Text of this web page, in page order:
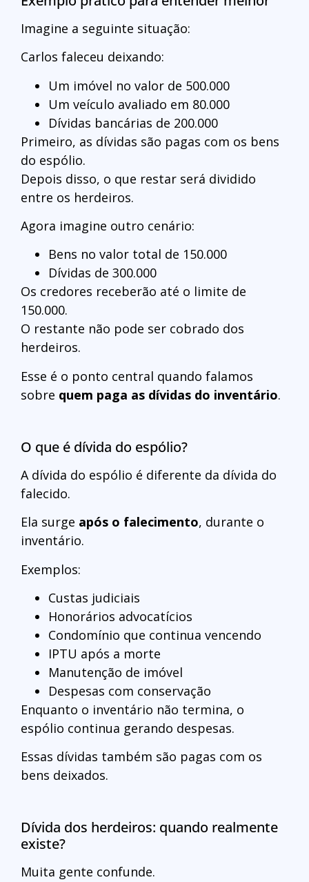
Imagine a seguinte situação:
Carlos faleceu deixando:
Um imóvel no valor de 500.000
Um veículo avaliado em 80.000
Dívidas bancárias de 200.000
Primeiro, as dívidas são pagas com os bens
do espólio.
Depois disso, o que restar será dividido
entre os herdeiros.
Agora imagine outro cenário:
Bens no valor total de 150.000
Dívidas de 300.000
Os credores receberão até o limite de
150.000.
O restante não pode ser cobrado dos
herdeiros.
Esse é o ponto central quando falamos
sobre quem paga as dívidas do inventário.
O que é dívida do espólio?
A dívida do espólio é diferente da dívida do
falecido.
Ela surge após o falecimento, durante o
inventário.
Exemplos:
Custas judiciais
Honorários advocatícios
Condomínio que continua vencendo
IPTU após a morte
Manutenção de imóvel
Despesas com conservação
Enquanto o inventário não termina, o
espólio continua gerando despesas.
Essas dívidas também são pagas com os
bens deixados.
Dívida dos herdeiros: quando realmente
existe?
Muita gente confunde.